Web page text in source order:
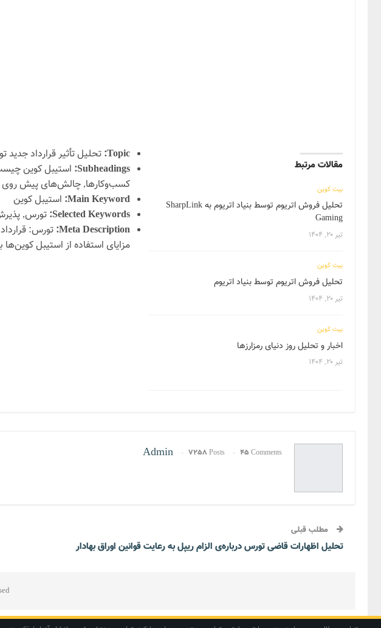
مقالات مرتبط
بیت کوین
تحلیل فروش اتریوم توسط بنیاد اتریوم به SharpLink
Gaming
تیر ۲۰, ۱۴۰۴
بیت کوین
تحلیل فروش اتریوم توسط بنیاد اتریوم
تیر ۲۰, ۱۴۰۴
بیت کوین
اخبار و تحلیل روز دنیای رمزارزها
تیر ۲۰, ۱۴۰۴
Topic: تحلیل تأثیر قرارداد
Subheadings: استیبل کوین
کسب‌وکارها, چالش‌های پیش روی
Main Keyword: استیبل کوین
Selected Keywords: تورس,
Meta Description: تورس:
مزایای استفاده از استیبل
Admin 7258 Posts 45 Comments
مطلب قبلی
تحلیل اظهارات قاضی تورس درباره‌ی الزام ریپل به رعایت قوانین اوراق بهادار